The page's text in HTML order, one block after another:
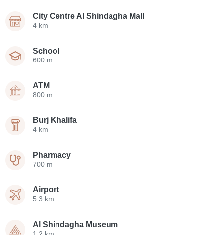
City Centre Al Shindagha Mall
4 km
School
600 m
ATM
800 m
Burj Khalifa
4 km
Pharmacy
700 m
Airport
5.3 km
Al Shindagha Museum
1.2 km